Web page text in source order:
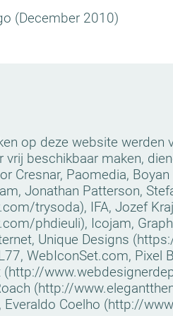
(December 2010)
op deze website
vrij beschikbaar maken,
Cresnar, Paomedia,
Jonathan Patterson,
trysoda), IFA, Jozef
phdieuli), Icojam,
Unique Designs
WebIconSet.com,
(http://
(http://
Everaldo Coelho (http://